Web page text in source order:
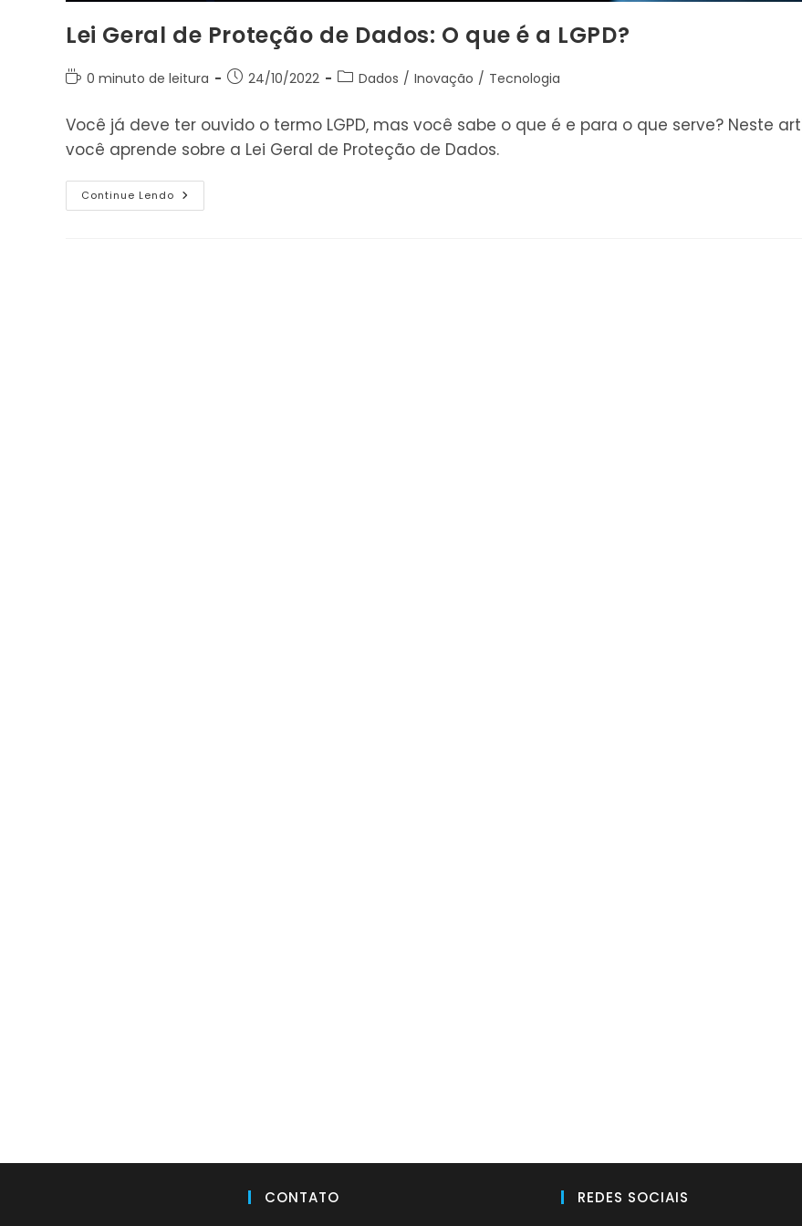
Lei Geral de Proteção de Dados: O que é a LGPD?
Tempo
leitura:
0 minuto de leitura
Post24/10/2022
Categoria
post:
Dados / Inovação / Tecnologia
Você já deve ter ouvido o termo LGPD, mas você sabe o que é e para o que serve? Neste
você aprende sobre a Lei Geral de Proteção de Dados.
Continue Lendo Lei
Geral
CONTATO
REDES SOCIAIS